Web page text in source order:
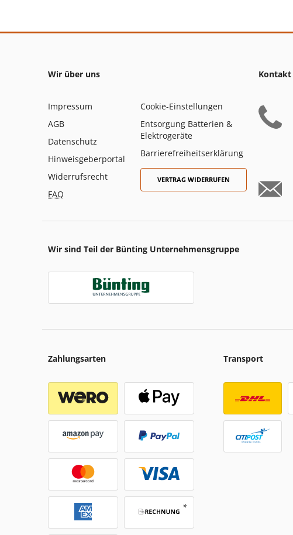
Wir über uns
Impressum
AGB
Datenschutz
Hinweisgeberportal
Widerrufsrecht
FAQ
Cookie-Einstellungen
Entsorgung Batterien &
Elektrogeräte
Barrierefreiheitserklärung
VERTRAG WIDERRUFEN
Kontakt
Wir sind Teil der Bünting Unternehmensgruppe
Zahlungsarten Transport